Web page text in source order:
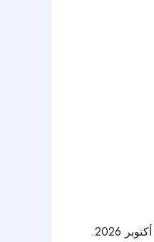
من المقرر إقامة سباق “ألترا غوبي العُلا” خلال الفترة من 12 إلى 20 يناير 2027، بعد انتهاء النسخة الحادية والعشرين من السباق الأصلي في صحراء غوبي خلال أكتوبر 2026.